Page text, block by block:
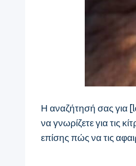
Η αναζήτησή σας για
να γνωρίζετε για τις
επίσης πώς να τις